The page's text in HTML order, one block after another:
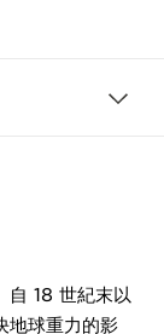
自 18 世紀末以
地球重力的影